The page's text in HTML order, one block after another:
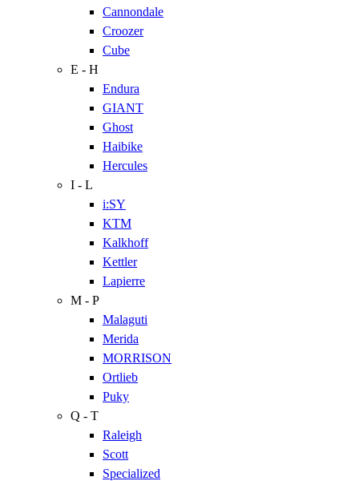
Cannondale
Croozer
Cube
E - H
Endura
GIANT
Ghost
Haibike
Hercules
I - L
i:SY
KTM
Kalkhoff
Kettler
Lapierre
M - P
Malaguti
Merida
MORRISON
Ortlieb
Puky
Q - T
Raleigh
Scott
Specialized